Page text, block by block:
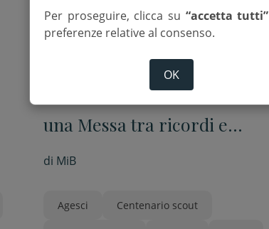
Cento anni di scout a Cesena,
una Messa tra ricordi e
solidarietà
di MiB
Agesci Centenario scout
Per proseguire, clicca su “accetta tutti”
preferenze relative al consenso.
OK